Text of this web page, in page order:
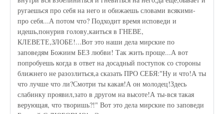
ругаешься про себя на него и обижаешь словами всякими-
про себя...А потом что? Подходит время исповеди и
идешь,понурив голову,каиться в ГНЕВЕ,
КЛЕВЕТЕ,ЗЛОБЕ!...Вот это наши дела мирские по
заповедям Божиим БЕЗ любви! Так жить проще...А вот
попробуешь когда в ответ на досадный поступок со стороны
ближнего не разозлиться,а сказать ПРО СЕБЯ:"Ну и что!А ты
что лучше что ли?Смотри ты какая!А он молодец!Здесь
слабинку проявил,зато в другом на высоте!А ты-вся такая
верующая, что творишь?!" Вот это дела мирские по заповеди